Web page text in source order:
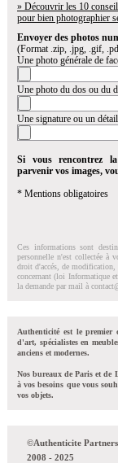
» Découvrir les 10
pour bien photographier
Envoyer des photos
(Format .zip, .jpg, .gif,
Une photo générale de
Une photo du dos ou du
Une signature ou un
Si vous rencontrez
parvenir vos images,
* Mentions obligatoires
Ces informations sont
personnelle n'est collectée à
droit d'accés, de modification,
concernant (loi Informatique
la demande par mail à
Authenticité est le premier
d'art, spécialistes en
anciens et modernes.
Nos bureaux de Paris et de
à vos besoins que vous
vos objets.
©Authenticite
2008 - 2025